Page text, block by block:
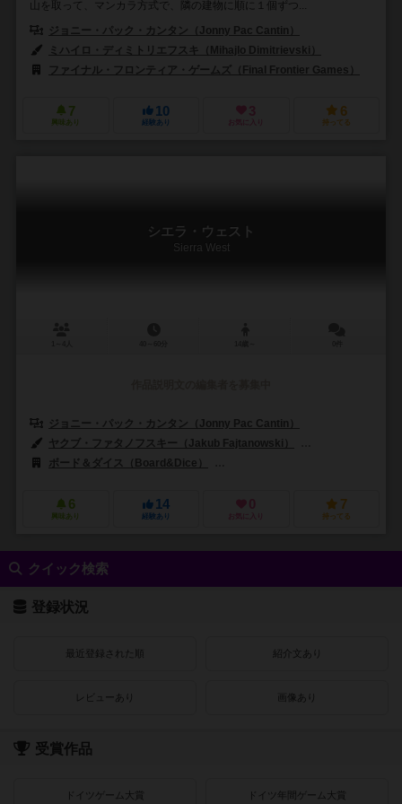
山を取って、マンカラ方式で、隣の建物に順に１個ずつ...
ジョニー・パック・カンタン（Jonny Pac Cantin）
ミハイロ・ディミトリエフスキ（Mihajlo Dimitrievski）
ファイナル・フロンティア・ゲームズ（Final Frontier Games）
7
興味あり
10
経験あり
3
お気に入り
6
持ってる
シエラ・ウェスト
Sierra West
ジョニー・パック・カンタン（Jonny Pac Cantin）
ヤクブ・ファタノフスキー（Jakub Fajtanowski）
ボード＆ダイス（Board&Dice）
6
興味あり
14
経験あり
0
お気に入り
7
持ってる
クイック検索
登録状況
最近登録された順 紹介文あり
レビューあり 画像あり
受賞作品
ドイツゲーム大賞 ドイツ年間ゲーム大賞